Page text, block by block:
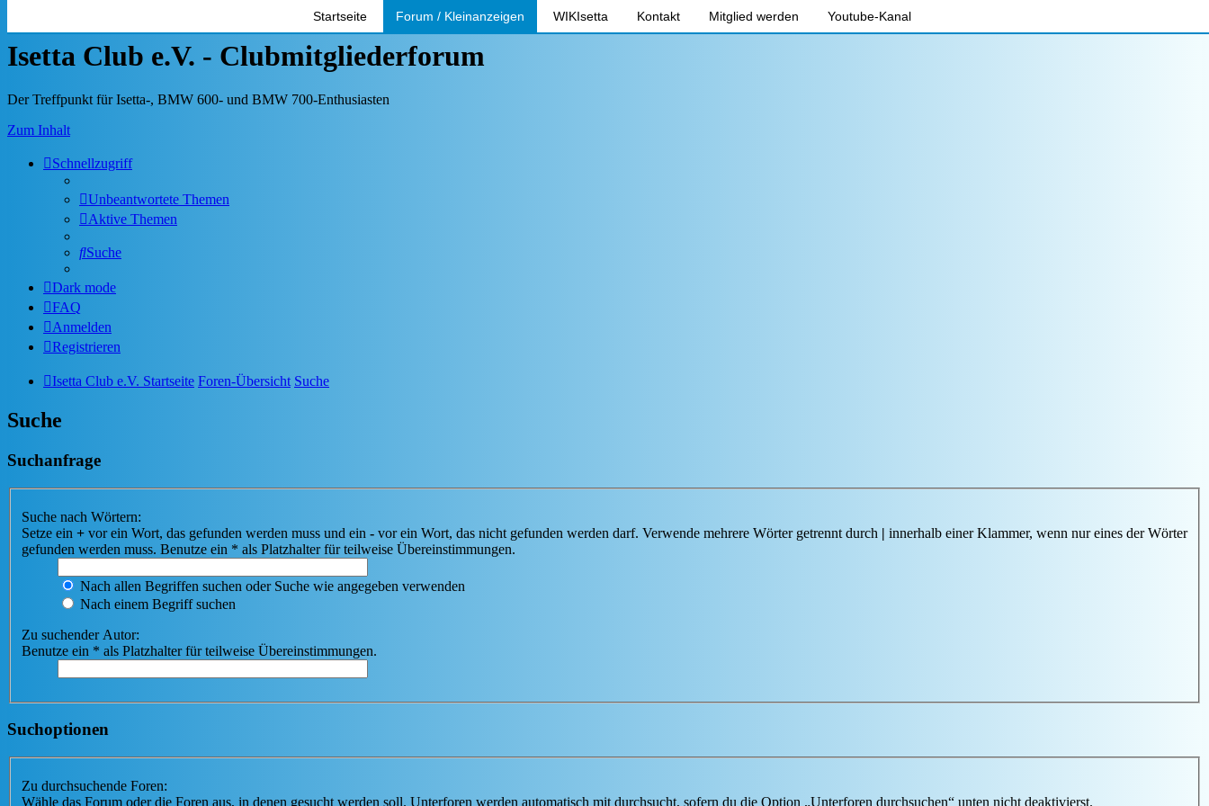
Startseite Forum / Kleinanzeigen WIKIsetta Kontakt Mitglied werden Youtube-Kanal
Isetta Club e.V. - Clubmitgliederforum
Der Treffpunkt für Isetta-, BMW 600- und BMW 700-Enthusiasten
Zum Inhalt
Schnellzugriff
Unbeantwortete Themen
Aktive Themen
Suche
Dark mode
FAQ
Anmelden
Registrieren
Isetta Club e.V. Startseite Foren-Übersicht Suche
Suche
Suchanfrage
Suche nach Wörtern:
Setze ein + vor ein Wort, das gefunden werden muss und ein - vor ein Wort, das nicht gefunden werden darf. Verwende mehrere Wörter getrennt durch | innerhalb einer Klammer, wenn nur eines der Wörter
gefunden werden muss. Benutze ein * als Platzhalter für teilweise Übereinstimmungen.
Nach allen Begriffen suchen oder Suche wie angegeben verwenden
Nach einem Begriff suchen
Zu suchender Autor:
Benutze ein * als Platzhalter für teilweise Übereinstimmungen.
Suchoptionen
Zu durchsuchende Foren:
Wähle das Forum oder die Foren aus, in denen gesucht werden soll. Unterforen werden automatisch mit durchsucht, sofern du die Option „Unterforen durchsuchen“ unten nicht deaktivierst.